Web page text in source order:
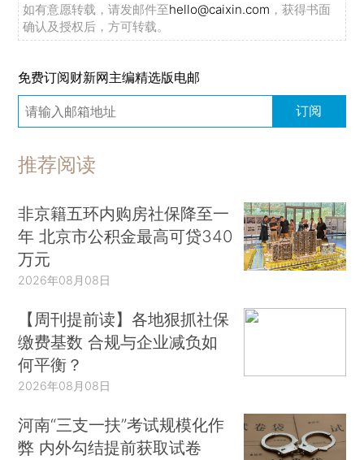
如有意愿转载，请发邮件至hello@caixin.com ，获得书面
确认及授权后，方可转载。
免费订阅财新网主编精选版电邮
订阅
推荐阅读
非京籍五环内购房社保降至一
年 北京市公积金最高可贷340
万元
2026年08月08日
【周刊提前读】各地狠抓社保
缴费基数 合规与企业减负如
何平衡？
2026年08月08日
河南“三支一扶”考试规模化作
弊 内外勾结提前获取试卷